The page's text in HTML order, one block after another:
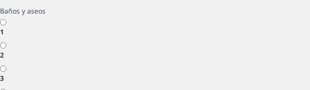
Baños y aseos
1
2
3